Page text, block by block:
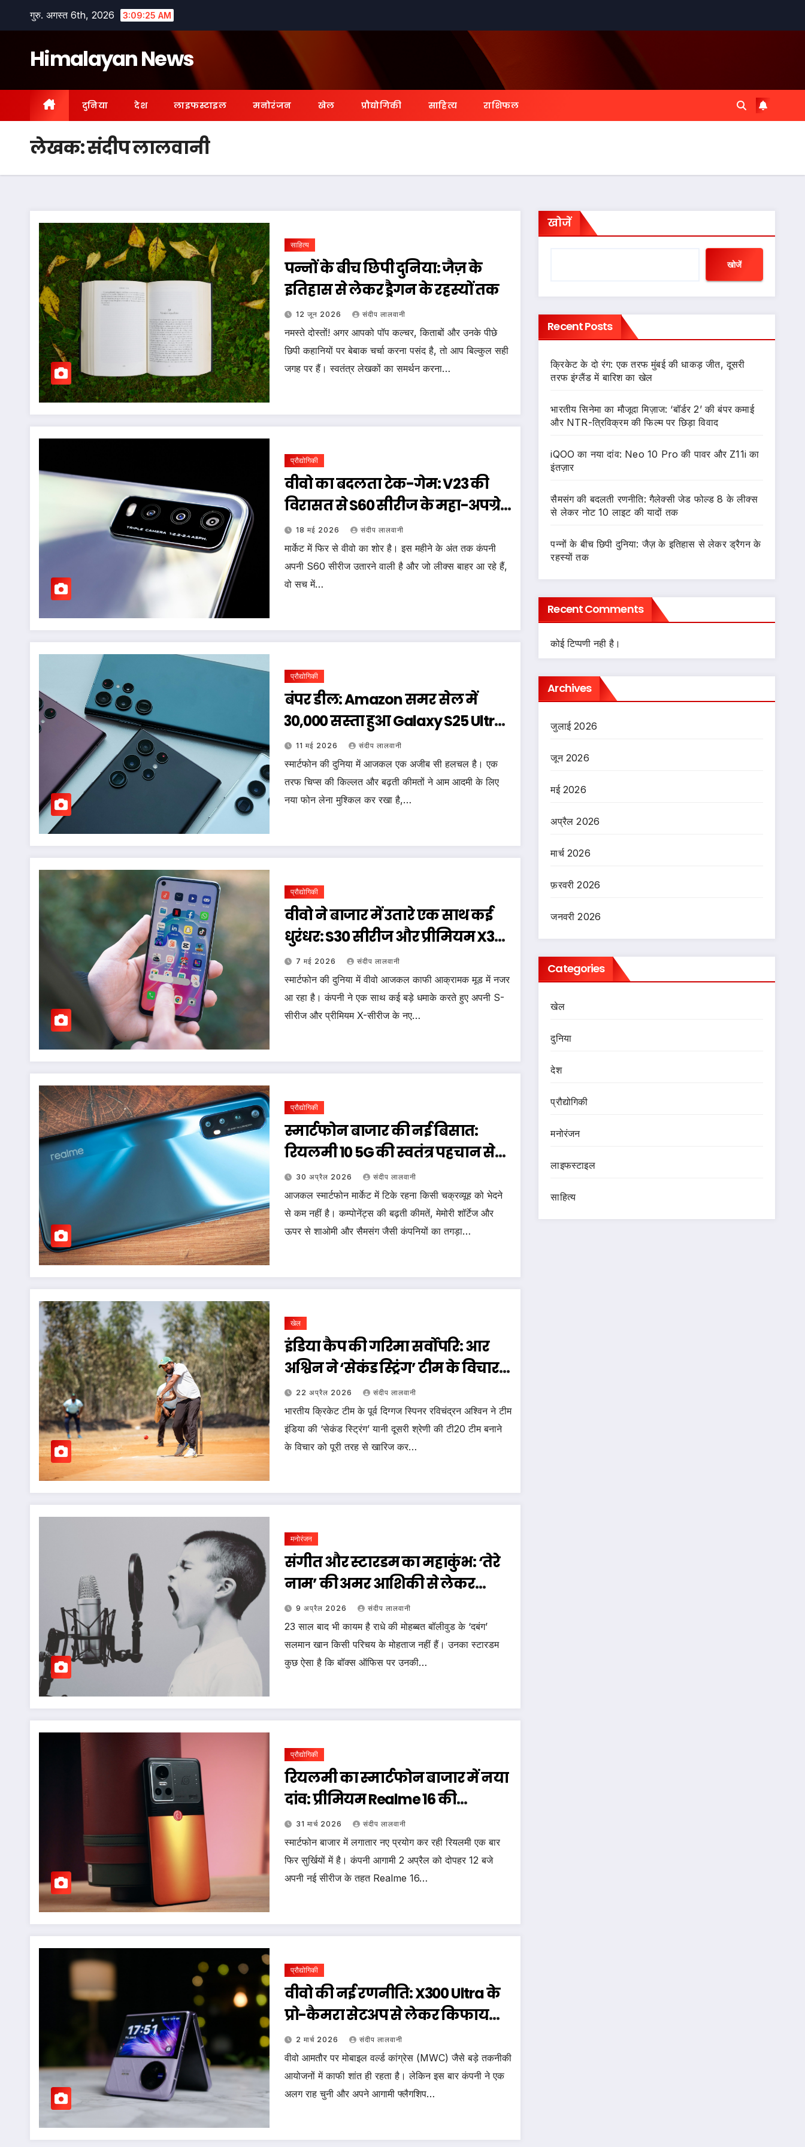
गुरु. अगस्त 6th, 2026 3:09:27 AM
Himalayan News
दुनिया देश लाइफस्टाइल मनोरंजन खेल प्रौद्योगिकी साहित्य राशिफल
लेखक:संदीप लालवानी
साहित्य
पन्नों के बीच छिपी दुनिया: जैज़ के
इतिहास से लेकर ड्रैगन के रहस्यों तक
12 जून 2026 संदीप लालवानी
नमस्ते दोस्तों! अगर आपको पॉप कल्चर, किताबों और उनके पीछे
छिपी कहानियों पर बेबाक चर्चा करना पसंद है, तो आप बिल्कुल सही
जगह पर हैं। स्वतंत्र लेखकों का समर्थन करना…
प्रौद्योगिकी
वीवो का बदलता टेक-गेम: V23 की
विरासत से S60 सीरीज के महा-अपग्रेड
तक18 मई 2026 संदीप लालवानी
मार्केट में फिर से वीवो का शोर है। इस महीने के अंत तक कंपनी
अपनी S60 सीरीज उतारने वाली है और जो लीक्स बाहर आ रहे हैं,
वो सच में…
प्रौद्योगिकी
बंपर डील: Amazon समर सेल में
₹30,000 सस्ता हुआ Galaxy S25 Ultra,
साथ ही पुराने फोन्स के लिए नया
सॉफ्टवेयर धमाका!
11 मई 2026 संदीप लालवानी
स्मार्टफोन की दुनिया में आजकल एक अजीब सी हलचल है। एक
तरफ चिप्स की किल्लत और बढ़ती कीमतों ने आम आदमी के लिए
नया फोन लेना मुश्किल कर रखा है,…
प्रौद्योगिकी
वीवो ने बाजार में उतारे एक साथ कई
धुरंधर: S30 सीरीज और प्रीमियम X300
लाइनअप की पूरी जानकारी
7 मई 2026 संदीप लालवानी
स्मार्टफोन की दुनिया में वीवो आजकल काफी आक्रामक मूड में नजर
आ रहा है। कंपनी ने एक साथ कई बड़े धमाके करते हुए अपनी S-
सीरीज और प्रीमियम X-सीरीज के नए…
प्रौद्योगिकी
स्मार्टफोन बाजार की नई बिसात:
रियलमी 10 5G की स्वतंत्र पहचान से
लेकर वनप्लस के साथ विलय तक
30 अप्रैल 2026 संदीप लालवानी
आजकल स्मार्टफोन मार्केट में टिके रहना किसी चक्रव्यूह को भेदने
से कम नहीं है। कम्पोनेंट्स की बढ़ती कीमतें, मेमोरी शॉर्टेज और
ऊपर से शाओमी और सैमसंग जैसी कंपनियों का तगड़ा…
खेल
इंडिया कैप की गरिमा सर्वोपरि: आर
अश्विन ने ‘सेकंड स्ट्रिंग’ टीम के विचार
को नकारा, प्रियांश आर्या को बताया
भविष्य का स्टार
22 अप्रैल 2026 संदीप लालवानी
भारतीय क्रिकेट टीम के पूर्व दिग्गज स्पिनर रविचंद्रन अश्विन ने टीम
इंडिया की ‘सेकंड स्ट्रिंग’ यानी दूसरी श्रेणी की टी20 टीम बनाने
के विचार को पूरी तरह से खारिज कर…
मनोरंजन
संगीत और स्टारडम का महाकुंभ: ‘तेरे
नाम’ की अमर आशिकी से लेकर
बीटीएस (BTS) के ग्लोबल वर्ल्ड टूर
तक
9 अप्रैल 2026 संदीप लालवानी
23 साल बाद भी कायम है राधे की मोहब्बत बॉलीवुड के ‘दबंग’
सलमान खान किसी परिचय के मोहताज नहीं हैं। उनका स्टारडम
कुछ ऐसा है कि बॉक्स ऑफिस पर उनकी…
प्रौद्योगिकी
रियलमी का स्मार्टफोन बाजार में नया
दांव: प्रीमियम Realme 16 की
तैयारियों के बीच बजट किंग Realme
C51 की याद
31 मार्च 2026 संदीप लालवानी
स्मार्टफोन बाजार में लगातार नए प्रयोग कर रही रियलमी एक बार
फिर सुर्खियों में है। कंपनी आगामी 2 अप्रैल को दोपहर 12 बजे
अपनी नई सीरीज के तहत Realme 16…
प्रौद्योगिकी
वीवो की नई रणनीति: X300 Ultra के
प्रो-कैमरा सेटअप से लेकर किफायती
Y19 5G तक
2 मार्च 2026 संदीप लालवानी
वीवो आमतौर पर मोबाइल वर्ल्ड कांग्रेस (MWC) जैसे बड़े तकनीकी
आयोजनों में काफी शांत ही रहता है। लेकिन इस बार कंपनी ने एक
अलग राह चुनी और अपने आगामी फ्लैगशिप…
खोजें
खोजें
Recent Posts
क्रिकेट के दो रंग: एक तरफ मुंबई की धाकड़ जीत, दूसरी
तरफ इंग्लैंड में बारिश का खेल
भारतीय सिनेमा का मौजूदा मिज़ाज: ‘बॉर्डर 2’ की बंपर कमाई
और NTR-त्रिविक्रम की फिल्म पर छिड़ा विवाद
iQOO का नया दांव: Neo 10 Pro की पावर और Z11i का
इंतज़ार
सैमसंग की बदलती रणनीति: गैलेक्सी जेड फोल्ड 8 के लीक्स
से लेकर नोट 10 लाइट की यादों तक
पन्नों के बीच छिपी दुनिया: जैज़ के इतिहास से लेकर ड्रैगन के
रहस्यों तक
Recent Comments
कोई टिप्पणी नही है।
Archives
जुलाई 2026
जून 2026
मई 2026
अप्रैल 2026
मार्च 2026
फ़रवरी 2026
जनवरी 2026
Categories
खेल
दुनिया
देश
प्रौद्योगिकी
मनोरंजन
लाइफस्टाइल
साहित्य